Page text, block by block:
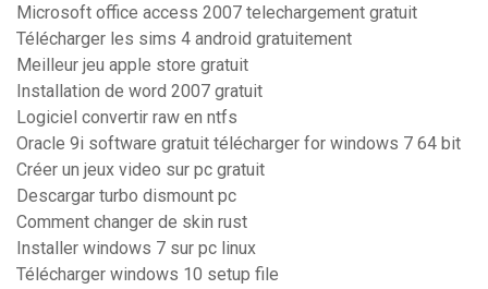
Microsoft office access 2007 telechargement gratuit
Télécharger les sims 4 android gratuitement
Meilleur jeu apple store gratuit
Installation de word 2007 gratuit
Logiciel convertir raw en ntfs
Oracle 9i software gratuit télécharger for windows 7 64 bit
Créer un jeux video sur pc gratuit
Descargar turbo dismount pc
Comment changer de skin rust
Installer windows 7 sur pc linux
Télécharger windows 10 setup file